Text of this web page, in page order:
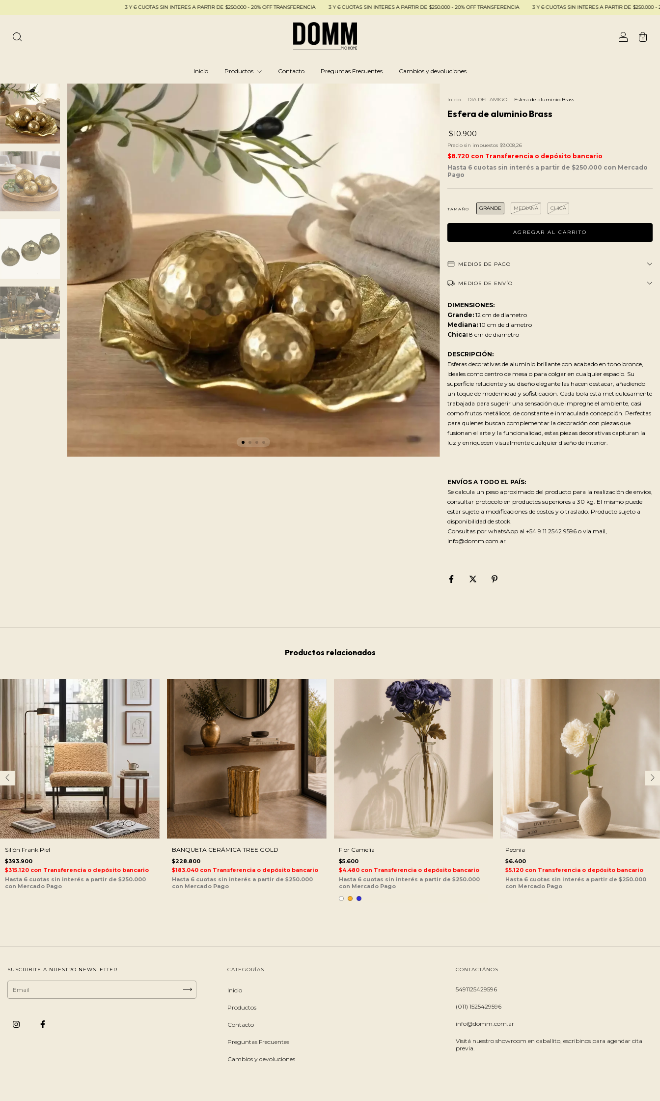
3 Y 6 CUOTAS SIN INTERES A PARTIR DE $250.000 - 20% OFF TRANSFERENCIA 3 Y 6 CUOTAS SIN INTERES A PARTIR DE $250.000 - 20% OFF TRANSFERENCIA 3 Y 6 CUOTAS SIN INTERES A PARTIR DE $250.000 - 20% OFF
0
Inicio Productos Contacto Preguntas Frecuentes Cambios y devoluciones
Inicio . DIA DEL AMIGO . Esfera de aluminio Brass
Esfera de aluminio Brass
$10.900
Precio sin impuestos $9.008,26
$8.720 con Transferencia o depósito bancario
TAMAÑO GRANDE MEDIANA CHICA
MEDIOS DE PAGO
MEDIOS DE ENVÍO
DIMENSIONES:
Grande: 12 cm de diametro
Mediana: 10 cm de diametro
Chica: 8 cm de diametro
DESCRIPCIÓN:
Esferas decorativas de aluminio brillante con acabado en tono bronce,
ideales como centro de mesa o para colgar en cualquier espacio. Su
superficie reluciente y su diseño elegante las hacen destacar, añadiendo
un toque de modernidad y sofisticación. Cada bola está meticulosamente
trabajada para sugerir una sensación que impregne el ambiente, casi
como frutos metálicos, de constante e inmaculada concepción. Perfectas
para quienes buscan complementar la decoración con piezas que
fusionan el arte y la funcionalidad, estas piezas decorativas capturan la
luz y enriquecen visualmente cualquier diseño de interior.
ENVÍOS A TODO EL PAÍS:
Se calcula un peso aproximado del producto para la realización de envios,
consultar protocolo en productos superiores a 30 kg. El mismo puede
estar sujeto a modificaciones de costos y o traslado. Producto sujeto a
disponibilidad de stock.
Consultas por whatsApp al +54 9 11 2542 9596 o via mail,
info@domm.com.ar
Productos relacionados
Sillón Frank Piel
$393.900
$315.120 con Transferencia o depósito bancario
BANQUETA CERÁMICA TREE GOLD
$228.800
$183.040 con Transferencia o depósito bancario
Flor Camelia
$5.600
$4.480 con Transferencia o depósito bancario
Peonia
$6.400
$5.120 con Transferencia o depósito bancario
SUSCRIBITE A NUESTRO NEWSLETTER CATEGORÍAS
Inicio
Productos
Contacto
Preguntas Frecuentes
Cambios y devoluciones
CONTACTÁNOS
5491125429596
(011) 1525429596
info@domm.com.ar
Visitá nuestro showroom en caballito, escribinos para agendar cita
previa.